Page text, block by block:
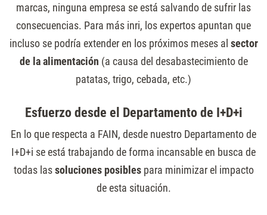
marcas, ninguna empresa se está salvando de sufrir las
consecuencias. Para más inri, los expertos apuntan que
incluso se podría extender en los próximos meses al sector
de la alimentación (a causa del desabastecimiento de
patatas, trigo, cebada, etc.)
Esfuerzo desde el Departamento de I+D+i
En lo que respecta a FAIN, desde nuestro Departamento de
I+D+i se está trabajando de forma incansable en busca de
todas lassoluciones posiblespara minimizar el impacto
de esta situación.